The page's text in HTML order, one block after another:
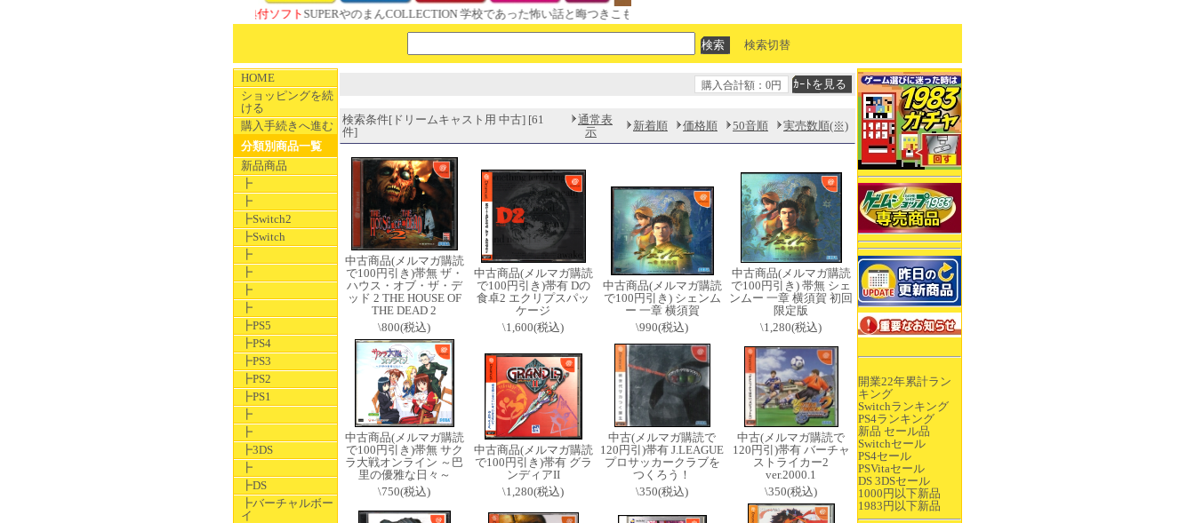
SUPERやのまんCOLLECTION 学校であった怖い話と晦󠄀つきこもり ルート16R やがて散りゆく鏡の花へ 70年代風ロボットアニメ ゲッP-X アレサCOLLECTION 1993-1995 ライ
検索切替
HOME
ショッピングを続
ける
購入手続きへ進む
分類別商品一覧
新品商品
┣
┣
┣Switch2
┣Switch
┣
┣
┣
┣
┣PS5
┣PS4
┣PS3
┣PS2
┣PS1
┣
┣
┣3DS
┣
┣DS
┣バーチャルボー
イ
開業22年累計ラン
キング
Switchランキング
PS4ランキング
新品 セール品
Switchセール
PS4セール
PSVitaセール
DS 3DSセール
1000円以下新品
1983円以下新品
購入合計額：0円
検索条件[ドリームキャスト用 中古] [61
件]
通常表
示
新着順 価格順 50音順 実売数順(※)
中古商品(メルマガ購読
で100円引き)帯無 ザ・
ハウス・オブ・ザ・デ
ッド 2 THE HOUSE OF
THE DEAD 2
\800(税込)
中古商品(メルマガ購読
で100円引き)帯有 Dの
食卓2 エクリプスパッ
ケージ
\1,600(税込)
中古商品(メルマガ購読
で100円引き) シェンム
ー 一章 横須賀
\990(税込)
中古商品(メルマガ購読
で100円引き) 帯無 シェ
ンムー 一章 横須賀 初回
限定版
\1,280(税込)
中古商品(メルマガ購読
で100円引き)帯無 サク
ラ大戦オンライン ～巴
里の優雅な日々～
\750(税込)
中古商品(メルマガ購読
で100円引き)帯有 グラ
ンディアII
\1,280(税込)
中古(メルマガ購読で
120円引)帯有 J.LEAGUE
プロサッカークラブを
つくろう！
\350(税込)
中古(メルマガ購読で
120円引)帯有 バーチャ
ストライカー2
ver.2000.1
\350(税込)